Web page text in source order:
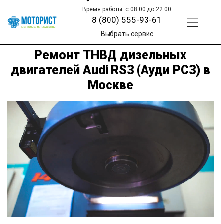
Время работы: с 08:00 до 22:00
8 (800) 555-93-61
Выбрать сервис
Ремонт ТНВД дизельных
двигателей Audi RS3 (Ауди РС3) в
Москве